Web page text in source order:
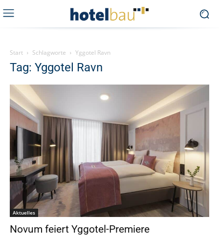
Start Schlagworte Yggotel Ravn
Tag: Yggotel Ravn
Aktuelles
Novum feiert Yggotel-Premiere